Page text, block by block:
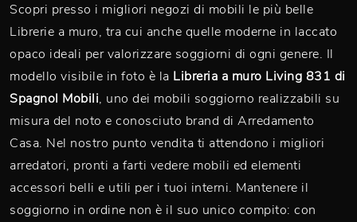
Scopri presso i migliori negozi di mobili le più belle
Librerie a muro, tra cui anche quelle moderne in laccato
opaco ideali per valorizzare soggiorni di ogni genere. Il
modello visibile in foto è la Libreria a muro Living 831 di
Spagnol Mobili, uno dei mobili soggiorno realizzabili su
misura del noto e conosciuto brand di Arredamento
Casa. Nel nostro punto vendita ti attendono i migliori
arredatori, pronti a farti vedere mobili ed elementi
accessori belli e utili per i tuoi interni. Mantenere il
soggiorno in ordine non è il suo unico compito: con